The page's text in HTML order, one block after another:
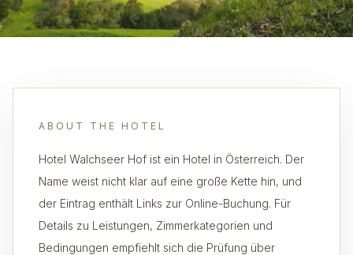
ABOUT THE HOTEL
Hotel Walchseer Hof ist ein Hotel in Österreich. Der
Name weist nicht klar auf eine große Kette hin, und
der Eintrag enthält Links zur Online-Buchung. Für
Details zu Leistungen, Zimmerkategorien und
Bedingungen empfiehlt sich die Prüfung über